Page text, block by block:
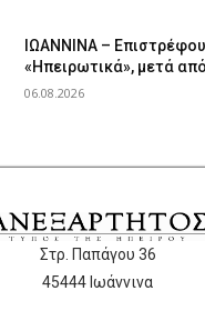
ΙΩΑΝΝΙΝΑ –
«Ηπειρωτικά», μετά
06.08.2026
Στρ. Παπάγου 36
45444 Ιωάννινα